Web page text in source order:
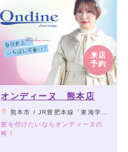
来店
予約
オンディーヌ 熊本店
熊本市 / JR豊肥本線「東海学園前駅」「竜田口駅」よりバス、「上南部入口」下車
差を付けたいならオンディーヌの
袴！